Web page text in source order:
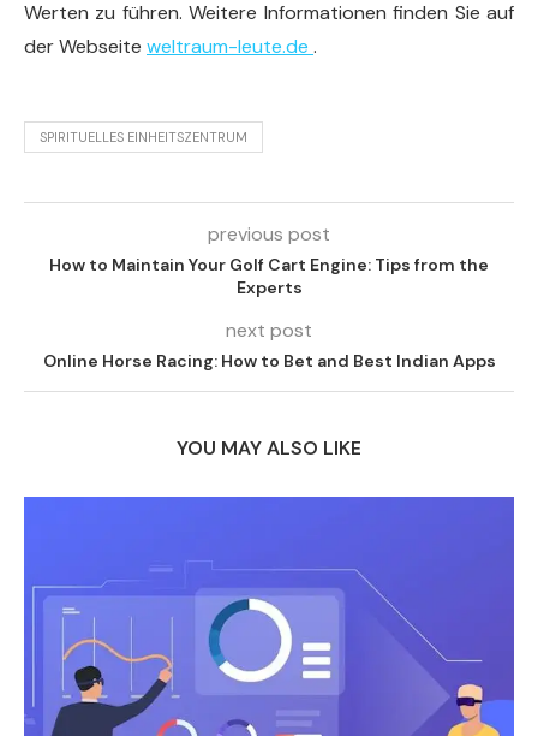
Werten zu führen. Weitere Informationen finden Sie auf
der Webseite weltraum-leute.de .
SPIRITUELLES EINHEITSZENTRUM
previous post
How to Maintain Your Golf Cart Engine: Tips from the
Experts
next post
Online Horse Racing: How to Bet and Best Indian Apps
YOU MAY ALSO LIKE